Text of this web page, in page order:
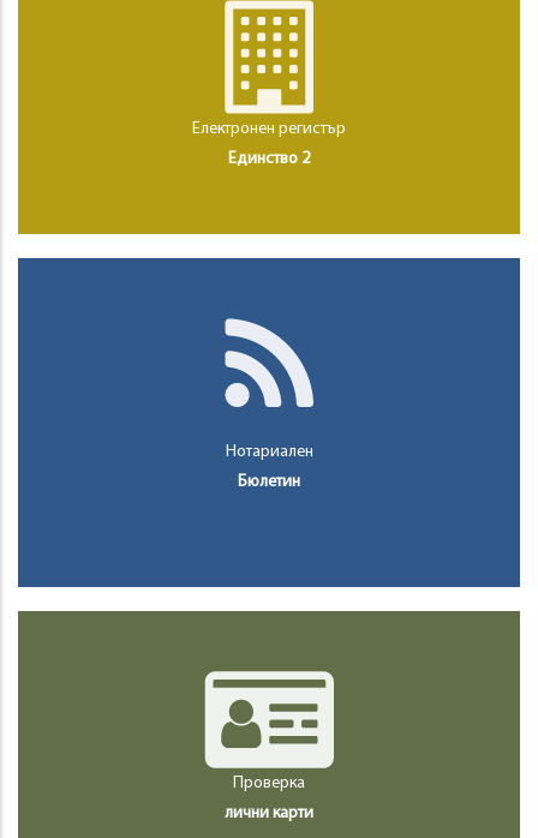
Електронен регистър
Единство 2
Нотариален
Бюлетин
Проверка
лични карти